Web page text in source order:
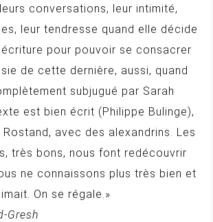
conversations, leur intimité,
leur tendresse quand elle décide
pour pouvoir se consacrer
de cette dernière, aussi, quand
subjugué par Sarah
est bien écrit (Philippe Bulinge),
avec des alexandrins. Les
très bons, nous font redécouvrir
ne connaissons plus très bien et
On se régale.»
Gresh